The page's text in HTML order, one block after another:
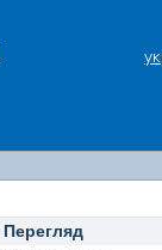
Перегляд